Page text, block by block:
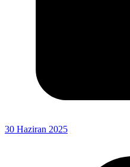
30 Haziran 2025